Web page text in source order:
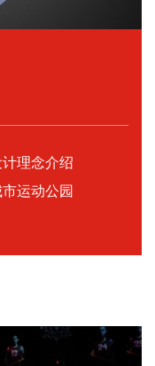
计理念介绍
运动公园